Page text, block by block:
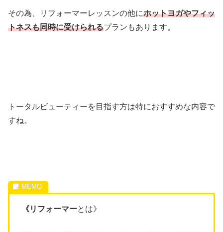
その為、リフォーマーレッスンの他にホットヨガやフィッ
トネスも同時に受けられるプランもあります。
トータルビューティーを目指す方は特におすすめな内容で
すね。
《リフォーマーとは》